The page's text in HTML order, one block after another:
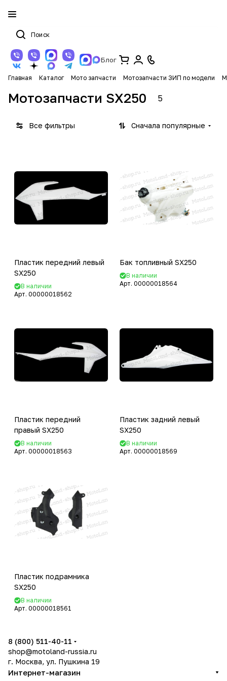
Блог
Главная Каталог Мото запчасти Мотозапчасти ЗИП по модели
Мотозапчасти SX250 5
Все фильтры Сначала популярные
Пластик передний левый
SX250
В наличии
Арт. 00000018562
Бак топливный SX250
В наличии
Арт. 00000018564
Пластик передний
правый SX250
В наличии
Арт. 00000018563
Пластик задний левый
SX250
В наличии
Арт. 00000018569
Пластик подрамника
SX250
В наличии
Арт. 00000018561
8 (800) 511-40-11
shop@motoland-russia.ru
г. Москва, ул. Пушкина 19
Интернет-магазин